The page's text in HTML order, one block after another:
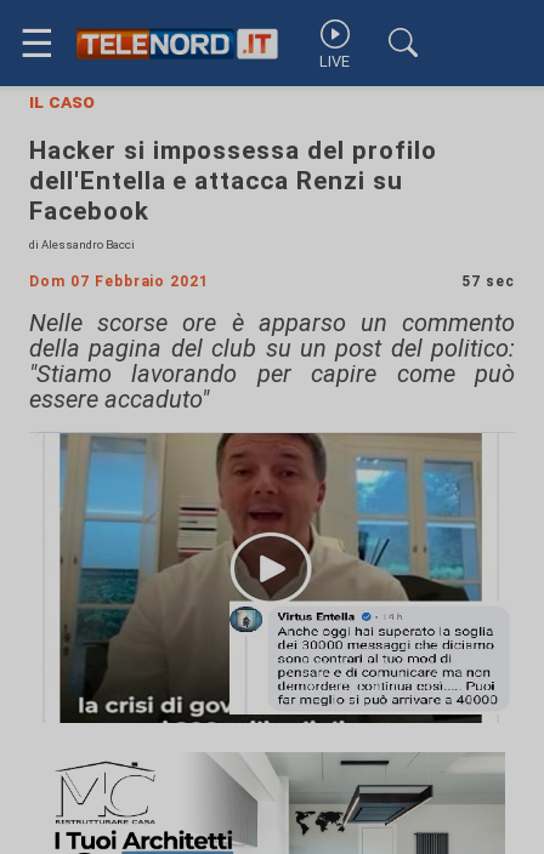
☰ LIVE
il caso
Hacker si impossessa del profilo
dell'Entella e attacca Renzi su
Facebook
di Alessandro Bacci
Dom 07 Febbraio 2021 57 sec
Nelle scorse ore è apparso un commento
della pagina del club su un post del politico:
"Stiamo lavorando per capire come può
essere accaduto"